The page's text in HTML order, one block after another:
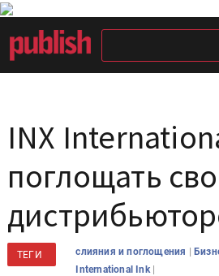
INX
поглощать
ТЕГИ cлияния и поглощения |
International Ink |